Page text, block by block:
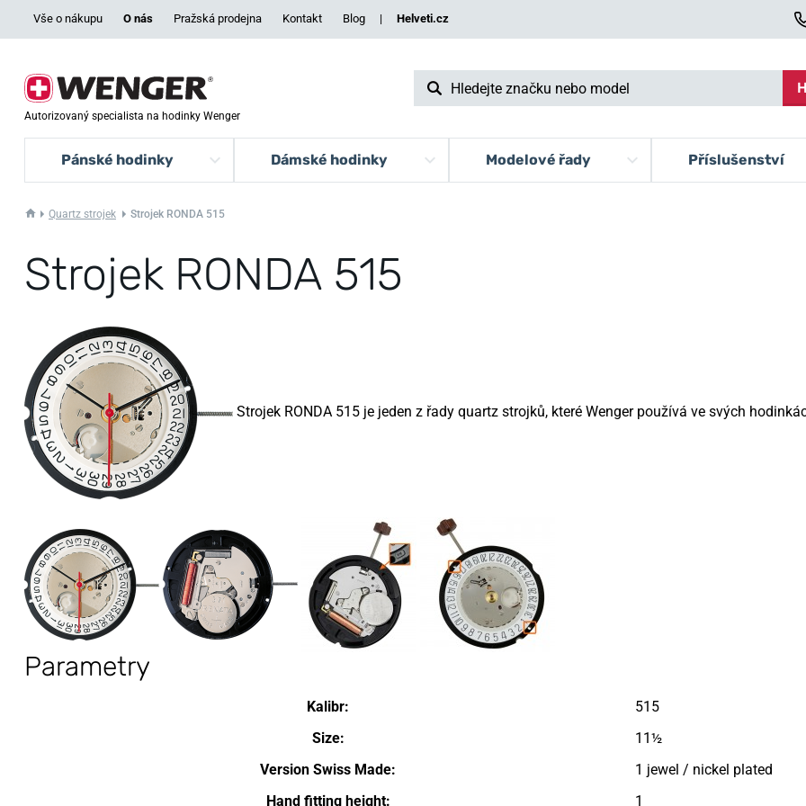
Vše o nákupu O nás Pražská prodejna Kontakt Blog | Helveti.cz
Autorizovaný specialista na hodinky Wenger
Pánské hodinky Dámské hodinky Modelové řady Příslušenství
Quartz strojek Strojek RONDA 515
Strojek RONDA 515
Strojek RONDA 515 je jeden z řady quartz strojků, které Wenger používá ve svých
Parametry
Kalibr:
515
Size:
11½
Version Swiss Made:
1 jewel / nickel plated
Hand fitting height:
1